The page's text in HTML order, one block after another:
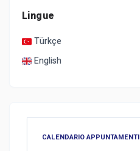
Lingue
Türkçe
English
CALENDARIO APPUNTAMENTI